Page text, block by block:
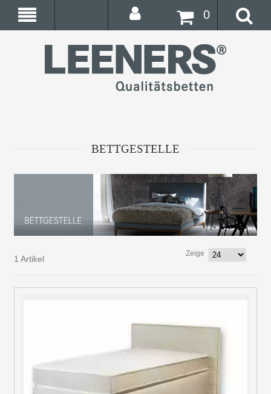
0
BETTGESTELLE
1 Artikel
Zeige